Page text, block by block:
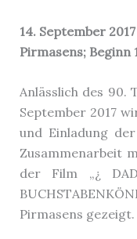
14. September
Pirmasens;
Anlässlich des 90.
September 2017
und Einladung
Zusammenarbeit
der Film „¿
Pirmasens gezeigt.